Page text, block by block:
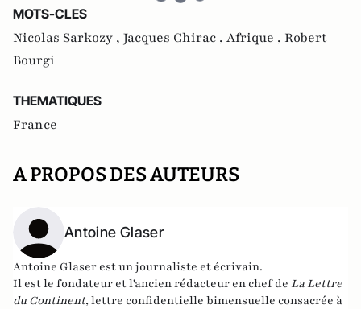
MOTS-CLES
Nicolas Sarkozy , Jacques Chirac , Afrique , Robert
Bourgi
THEMATIQUES
France
A PROPOS DES AUTEURS
Antoine Glaser
Antoine Glaser est un journaliste et écrivain.
Il est le fondateur et l'ancien rédacteur en chef de La Lettre
du Continent, lettre confidentielle bimensuelle consacrée à